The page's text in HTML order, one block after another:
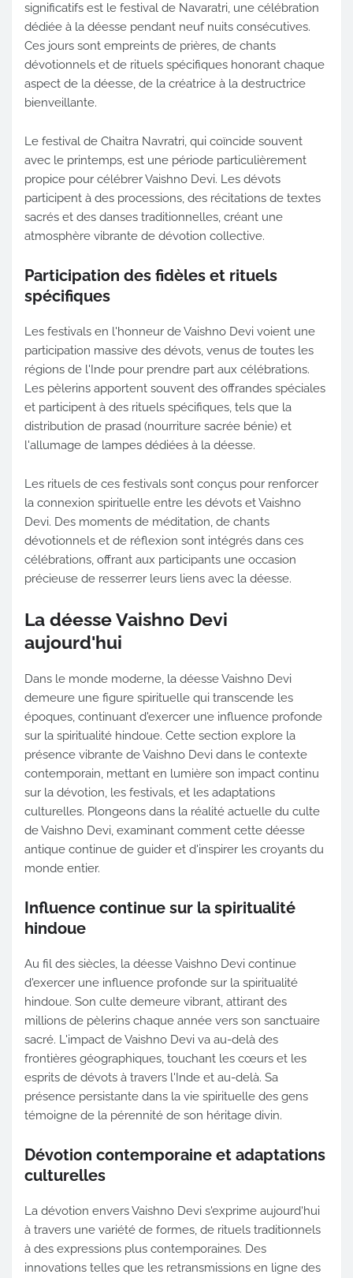
significatifs est le festival de Navaratri, une célébration
dédiée à la déesse pendant neuf nuits consécutives.
Ces jours sont empreints de prières, de chants
dévotionnels et de rituels spécifiques honorant chaque
aspect de la déesse, de la créatrice à la destructrice
bienveillante.
Le festival de Chaitra Navratri, qui coïncide souvent
avec le printemps, est une période particulièrement
propice pour célébrer Vaishno Devi. Les dévots
participent à des processions, des récitations de textes
sacrés et des danses traditionnelles, créant une
atmosphère vibrante de dévotion collective.
Participation des fidèles et rituels
spécifiques
Les festivals en l'honneur de Vaishno Devi voient une
participation massive des dévots, venus de toutes les
régions de l'Inde pour prendre part aux célébrations.
Les pèlerins apportent souvent des offrandes spéciales
et participent à des rituels spécifiques, tels que la
distribution de prasad (nourriture sacrée bénie) et
l'allumage de lampes dédiées à la déesse.
Les rituels de ces festivals sont conçus pour renforcer
la connexion spirituelle entre les dévots et Vaishno
Devi. Des moments de méditation, de chants
dévotionnels et de réflexion sont intégrés dans ces
célébrations, offrant aux participants une occasion
précieuse de resserrer leurs liens avec la déesse.
La déesse Vaishno Devi
aujourd'hui
Dans le monde moderne, la déesse Vaishno Devi
demeure une figure spirituelle qui transcende les
époques, continuant d'exercer une influence profonde
sur la spiritualité hindoue. Cette section explore la
présence vibrante de Vaishno Devi dans le contexte
contemporain, mettant en lumière son impact continu
sur la dévotion, les festivals, et les adaptations
culturelles. Plongeons dans la réalité actuelle du culte
de Vaishno Devi, examinant comment cette déesse
antique continue de guider et d'inspirer les croyants du
monde entier.
Influence continue sur la spiritualité
hindoue
Au fil des siècles, la déesse Vaishno Devi continue
d'exercer une influence profonde sur la spiritualité
hindoue. Son culte demeure vibrant, attirant des
millions de pèlerins chaque année vers son sanctuaire
sacré. L'impact de Vaishno Devi va au-delà des
frontières géographiques, touchant les cœurs et les
esprits de dévots à travers l'Inde et au-delà. Sa
présence persistante dans la vie spirituelle des gens
témoigne de la pérennité de son héritage divin.
Dévotion contemporaine et adaptations
culturelles
La dévotion envers Vaishno Devi s'exprime aujourd'hui
à travers une variété de formes, de rituels traditionnels
à des expressions plus contemporaines. Des
innovations telles que les retransmissions en ligne des